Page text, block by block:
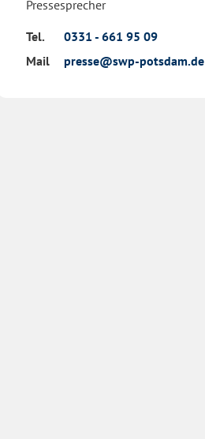
Pressesprecher
Tel.
0331 - 661 95 09
Mail
presse@swp-potsdam.de